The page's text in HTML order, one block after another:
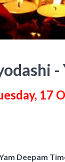
-
17
Deepam